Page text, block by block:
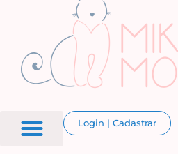
Login | Cadastrar